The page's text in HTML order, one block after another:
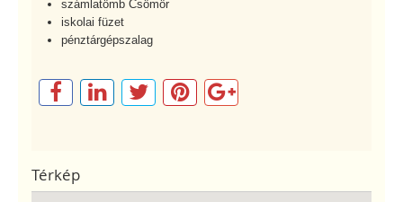
számlatömb Csömör
iskolai füzet
pénztárgépszalag
Térkép